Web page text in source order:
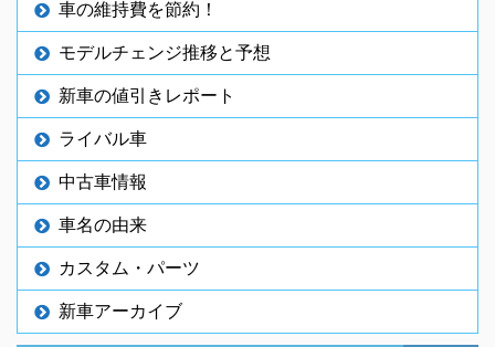
車の維持費を節約！
モデルチェンジ推移と予想
新車の値引きレポート
ライバル車
中古車情報
車名の由来
カスタム・パーツ
新車アーカイブ